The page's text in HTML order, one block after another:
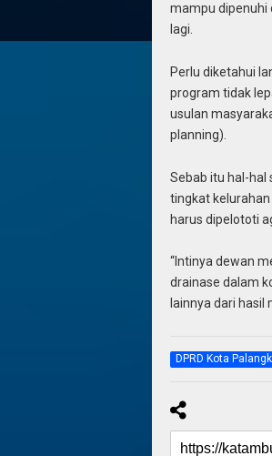
mampu dipenuhi
lagi.
Perlu diketahui
program tidak
usulan
planning).
Sebab itu hal-hal
tingkat
harus dipelototi
“Intinya dewan
drainase dalam
lainnya dari hasil
DPRD Kota